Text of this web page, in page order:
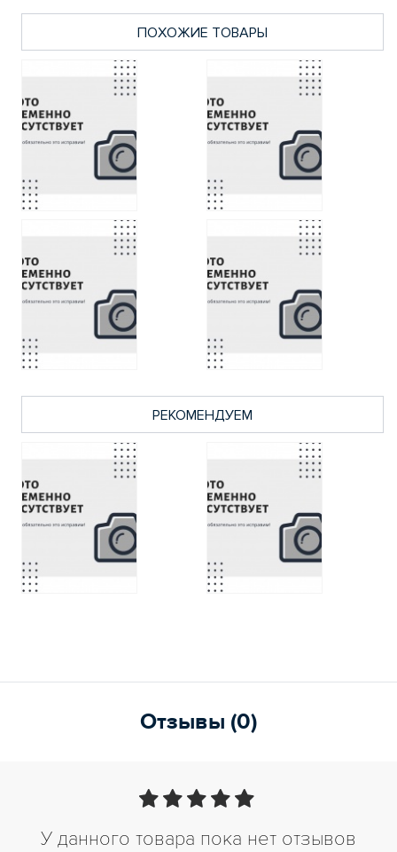
ПОХОЖИЕ ТОВАРЫ
РЕКОМЕНДУЕМ
Отзывы (0)
У данного товара пока нет отзывов